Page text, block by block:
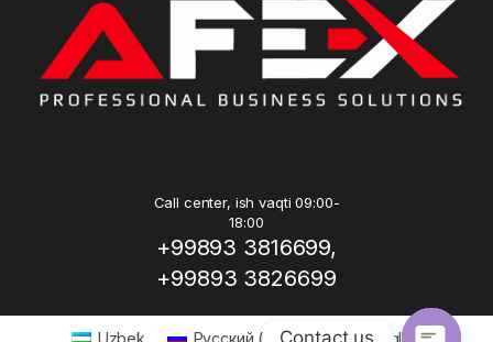
Call center, ish vaqti 09:00-
18:00
+99893 3816699,
+99893 3826699
Contact us